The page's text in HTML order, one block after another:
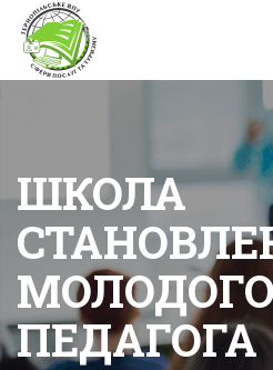
ШКОЛА
МОЛОДОГО
ПЕДАГОГА